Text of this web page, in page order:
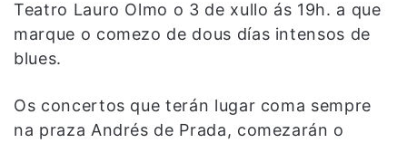
Teatro Lauro Olmo o 3 de xullo ás 19h. a que
marque o comezo de dous días intensos de
blues.
Os concertos que terán lugar coma sempre
na praza Andrés de Prada, comezarán o